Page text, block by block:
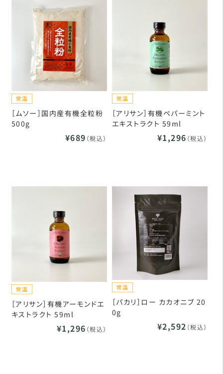
［ムソー］国内産有機全粒粉
500g
¥689 （税込）
［アリサン］有機ペパーミント
エキストラクト 59ml
¥1,296 （税込）
［アリサン］有機アーモンドエ
キストラクト 59ml
¥1,296 （税込）
［パカリ］ロー カカオニブ 20
0g
¥2,592 （税込）